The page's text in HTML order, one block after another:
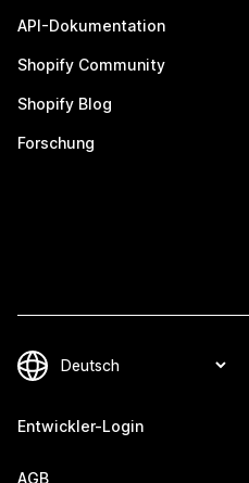
API-Dokumentation
Shopify Community
Shopify Blog
Forschung
Entwickler-Login
AGB